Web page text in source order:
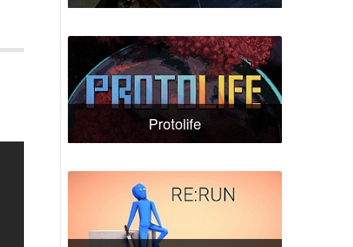
Protolife